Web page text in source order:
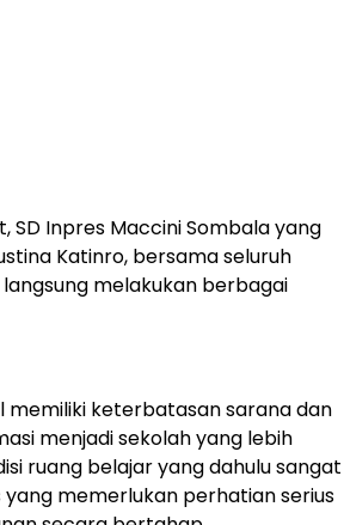
SD Inpres Maccini Sombala yang
Katinro, bersama seluruh
melakukan berbagai
memiliki keterbatasan sarana dan
menjadi sekolah yang lebih
ruang belajar yang dahulu sangat
memerlukan perhatian serius